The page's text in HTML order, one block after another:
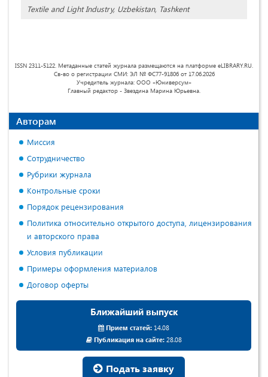
Textile and Light Industry, Uzbekistan, Tashkent
ISSN 2311-5122. Метаданные статей журнала размещаются на платформе eLIBRARY.RU.
Св-во о регистрации СМИ: ЭЛ № ФС77-91806 от 17.06.2026
Учредитель журнала: ООО «Юниверсум»
Главный редактор - Звездина Марина Юрьевна.
Авторам
Миссия
Сотрудничество
Рубрики журнала
Контрольные сроки
Порядок рецензирования
Политика относительно открытого доступа, лицензирования
и авторского права
Условия публикации
Примеры оформления материалов
Договор оферты
Ближайший выпуск
Прием статей: 14.08
Публикация на сайте:28.08
Подать заявку